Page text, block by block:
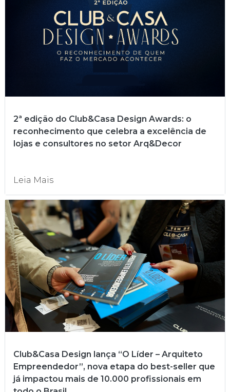
2ª edição do Club&Casa Design Awards: o
reconhecimento que celebra a excelência de
lojas e consultores no setor Arq&Decor
Leia Mais
Club&Casa Design lança “O Líder – Arquiteto
Empreendedor”, nova etapa do best-seller que
já impactou mais de 10.000 profissionais em